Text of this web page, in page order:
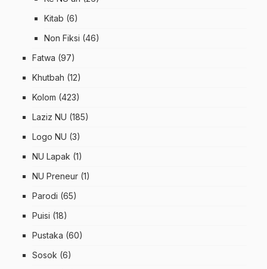
Kitab (6)
Non Fiksi (46)
Fatwa (97)
Khutbah (12)
Kolom (423)
Laziz NU (185)
Logo NU (3)
NU Lapak (1)
NU Preneur (1)
Parodi (65)
Puisi (18)
Pustaka (60)
Sosok (6)